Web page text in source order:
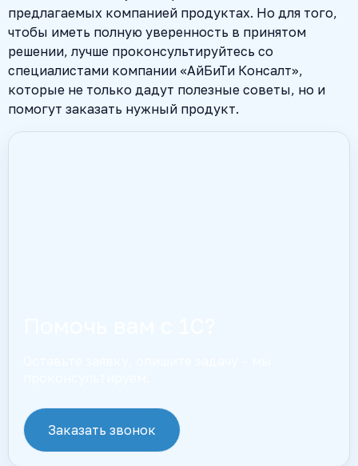
предлагаемых компанией продуктах. Но для того,
чтобы иметь полную уверенность в принятом
решении, лучше проконсультируйтесь со
специалистами компании «АйБиТи Консалт»,
которые не только дадут полезные советы, но и
помогут заказать нужный продукт.
Заказать звонок